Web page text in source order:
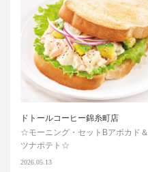
ドトールコーヒー錦糸町店
☆モーニング・セットBアボカド＆
ツナポテト☆
2026.05.13